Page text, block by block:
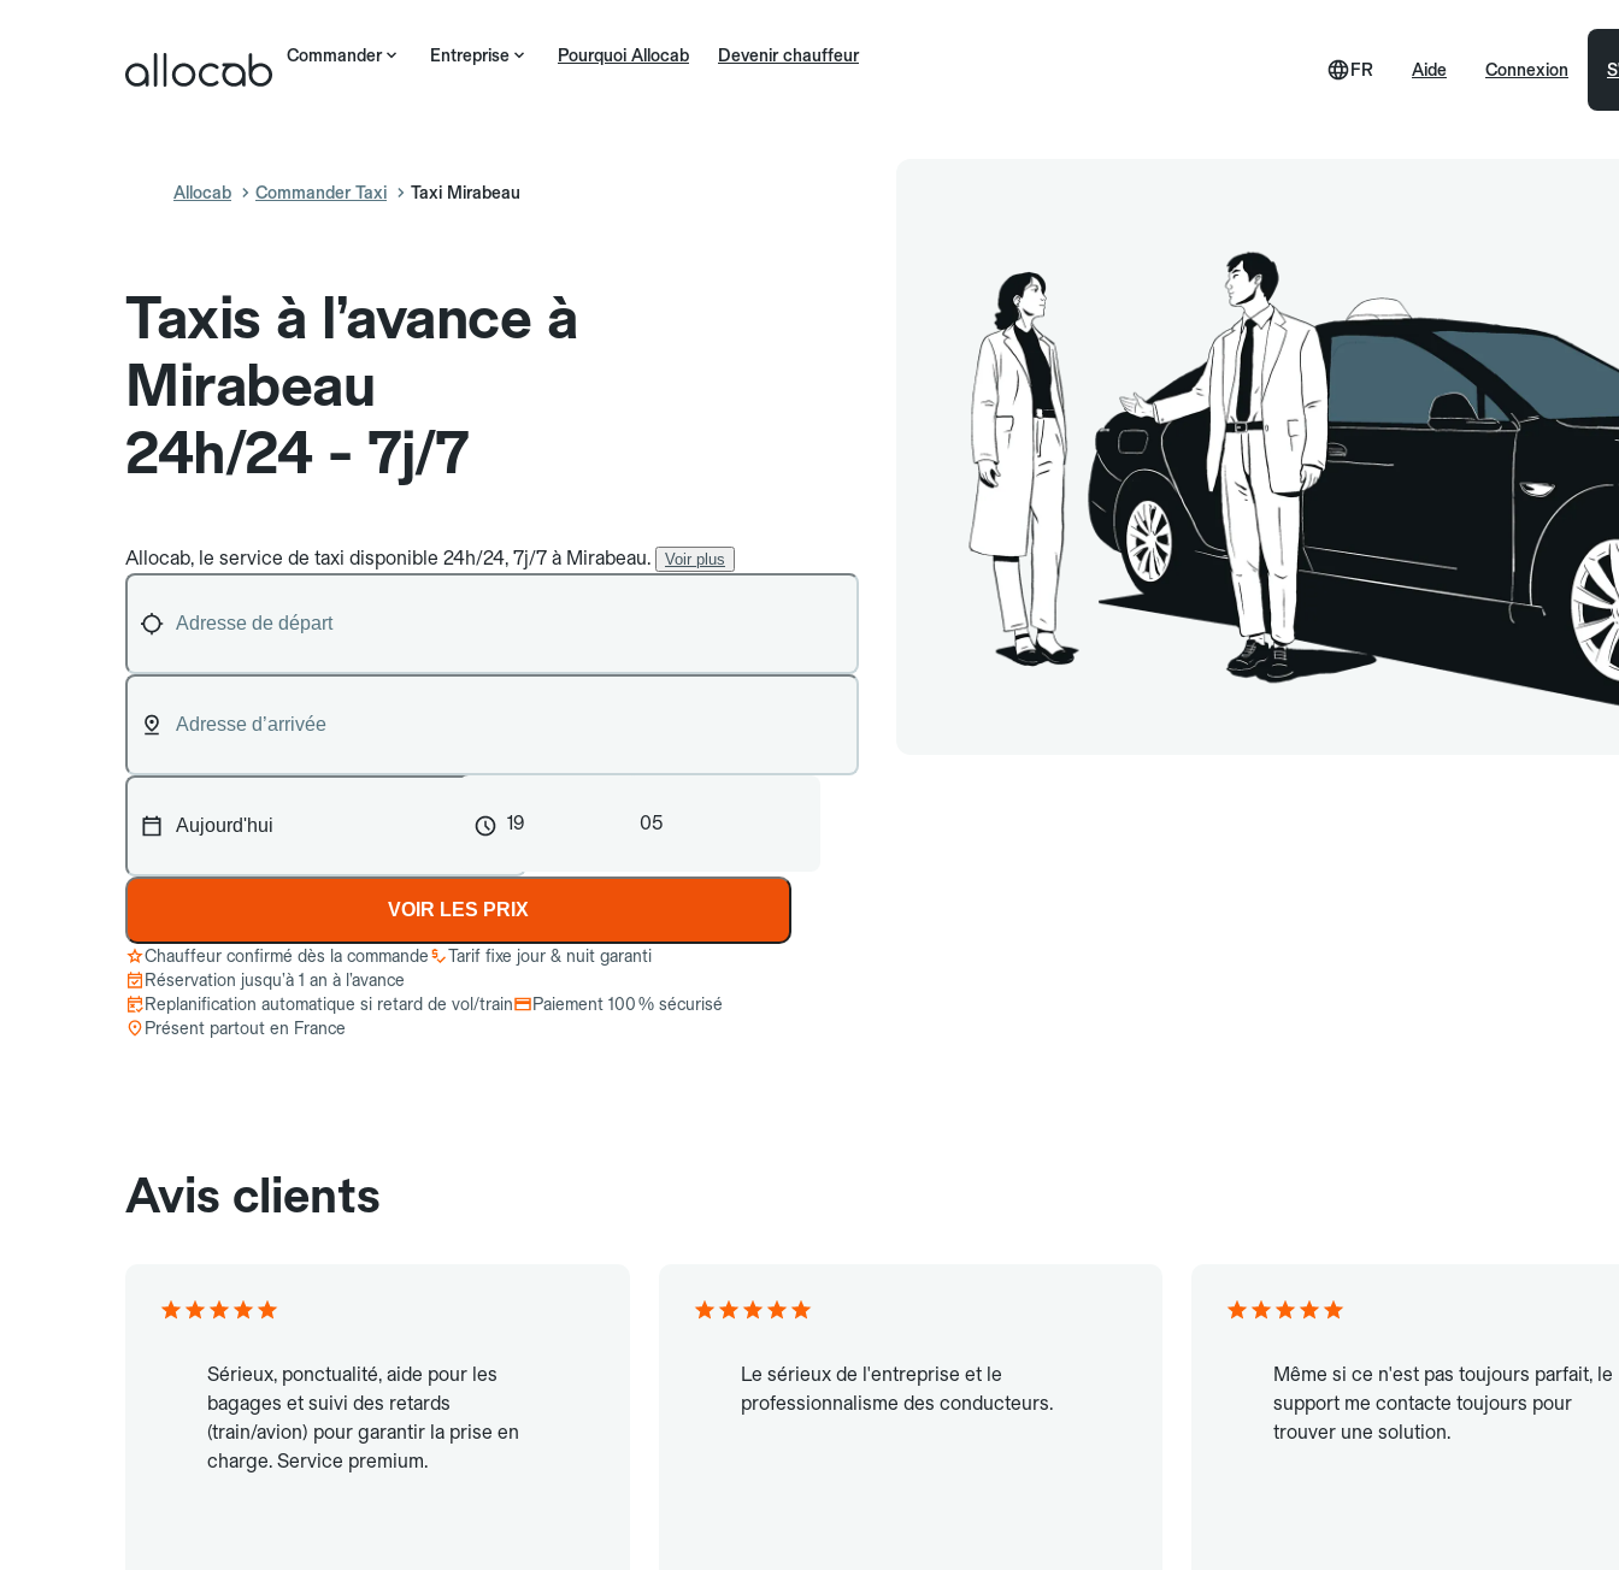
Commander Entreprise Pourquoi Allocab Devenir chauffeur
Aide
FR Connexion
Allocab Commander Taxi Taxi Mirabeau
Taxis à l’avance à
Mirabeau
24h/24 - 7j/7
Allocab, le service de taxi disponible 24h/24, 7j/7 à Mirabeau. Voir plus
19 05
VOIR LES PRIX
Chauffeur confirmé dès la commande
Tarif fixe jour & nuit garanti
Réservation jusqu’à 1 an à l’avance
Replanification automatique si retard de vol/train
Paiement 100 % sécurisé
Présent partout en France
Avis clients
Sérieux, ponctualité, aide pour les
bagages et suivi des retards
(train/avion) pour garantir la prise en
charge. Service premium.
Le sérieux de l'entreprise et le
professionnalisme des conducteurs.
Même si ce n'est pas toujours parfait, le
support me contacte toujours pour
trouver une solution.